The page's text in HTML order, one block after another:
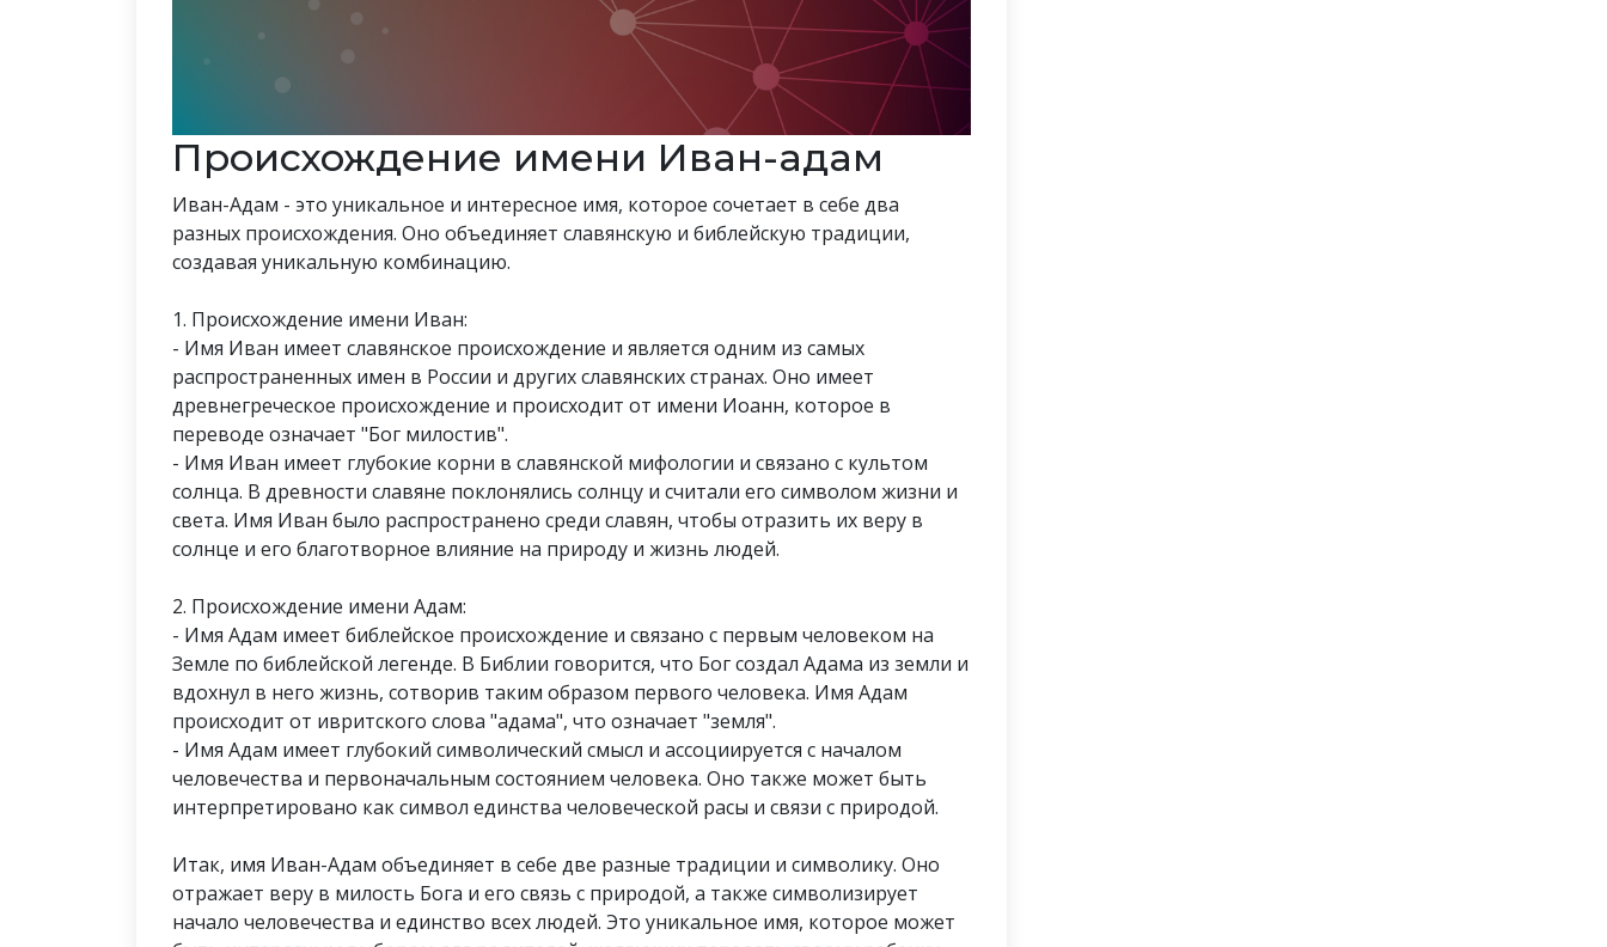
Происхождение имени Иван-адам
Иван-Адам - это уникальное и интересное имя, которое сочетает в себе два
разных происхождения. Оно объединяет славянскую и библейскую традиции,
создавая уникальную комбинацию.
1. Происхождение имени Иван:
- Имя Иван имеет славянское происхождение и является одним из самых
распространенных имен в России и других славянских странах. Оно имеет
древнегреческое происхождение и происходит от имени Иоанн, которое в
переводе означает "Бог милостив".
- Имя Иван имеет глубокие корни в славянской мифологии и связано с культом
солнца. В древности славяне поклонялись солнцу и считали его символом жизни и
света. Имя Иван было распространено среди славян, чтобы отразить их веру в
солнце и его благотворное влияние на природу и жизнь людей.
2. Происхождение имени Адам:
- Имя Адам имеет библейское происхождение и связано с первым человеком на
Земле по библейской легенде. В Библии говорится, что Бог создал Адама из земли и
вдохнул в него жизнь, сотворив таким образом первого человека. Имя Адам
происходит от ивритского слова "адама", что означает "земля".
- Имя Адам имеет глубокий символический смысл и ассоциируется с началом
человечества и первоначальным состоянием человека. Оно также может быть
интерпретировано как символ единства человеческой расы и связи с природой.
Итак, имя Иван-Адам объединяет в себе две разные традиции и символику. Оно
отражает веру в милость Бога и его связь с природой, а также символизирует
начало человечества и единство всех людей. Это уникальное имя, которое может